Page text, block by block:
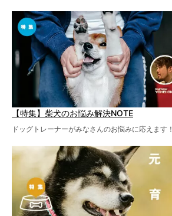
【特集】柴犬のお悩み解決NOTE
ドッグトレーナーがみなさんのお悩みに応えます！